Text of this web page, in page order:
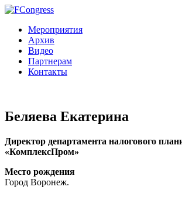
Мероприятия
Архив
Видео
Партнерам
Контакты
Беляева Екатерина
Директор департамента налогового
«КомплексПром»
Место рождения
Город Воронеж.